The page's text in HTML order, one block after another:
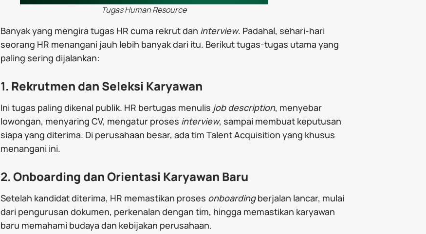
Tugas Human Resource
Banyak yang mengira tugas HR cuma rekrut dan interview. Padahal, sehari-hari
seorang HR menangani jauh lebih banyak dari itu. Berikut tugas-tugas utama yang
paling sering dijalankan:
1. Rekrutmen dan Seleksi Karyawan
Ini tugas paling dikenal publik. HR bertugas menulis job description, menyebar
lowongan, menyaring CV, mengatur proses interview, sampai membuat keputusan
siapa yang diterima. Di perusahaan besar, ada tim Talent Acquisition yang khusus
menangani ini.
2.Onboarding dan Orientasi Karyawan Baru
Setelah kandidat diterima, HR memastikan proses onboardingberjalan lancar, mulai
dari pengurusan dokumen, perkenalan dengan tim, hingga memastikan karyawan
baru memahami budaya dan kebijakan perusahaan.